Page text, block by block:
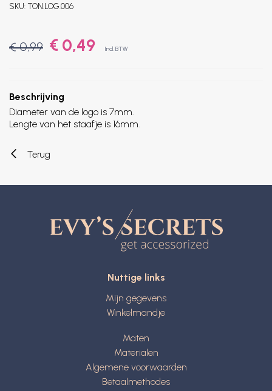
SKU: TON.LOG.006
€ 0,99 € 0,49 Incl. BTW
Beschrijving
Diameter van de logo is 7mm.
Lengte van het staafje is 16mm.
Terug
Nuttige links
Mijn gegevens
Winkelmandje
Maten
Materialen
Algemene voorwaarden
Betaalmethodes